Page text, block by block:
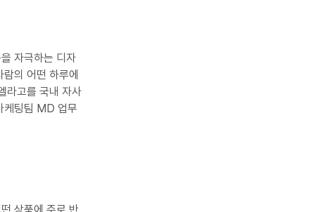
자극하는 디자
의 어떤 하루에
라고를 국내 자사
케팅팀 MD 업무